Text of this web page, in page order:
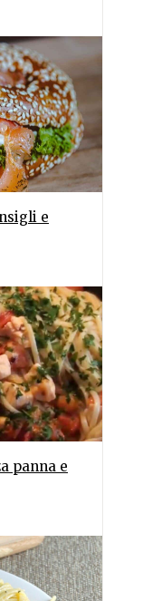
e
panna e